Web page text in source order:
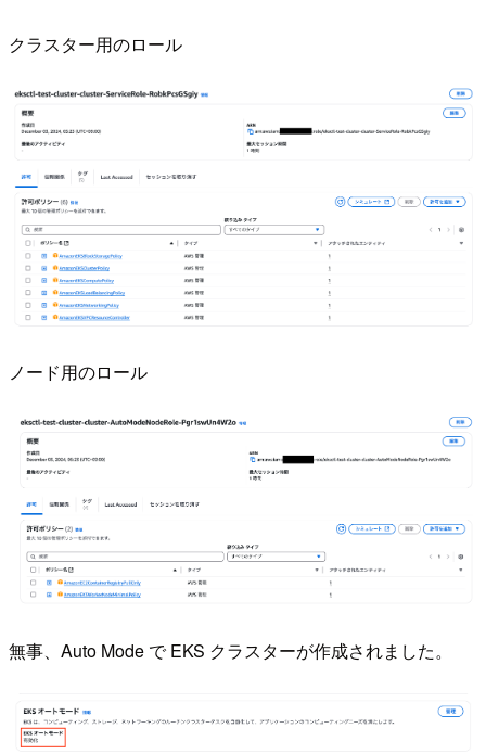
クラスター用のロール
ノード用のロール
無事、Auto Mode で EKS クラスターが作成されました。